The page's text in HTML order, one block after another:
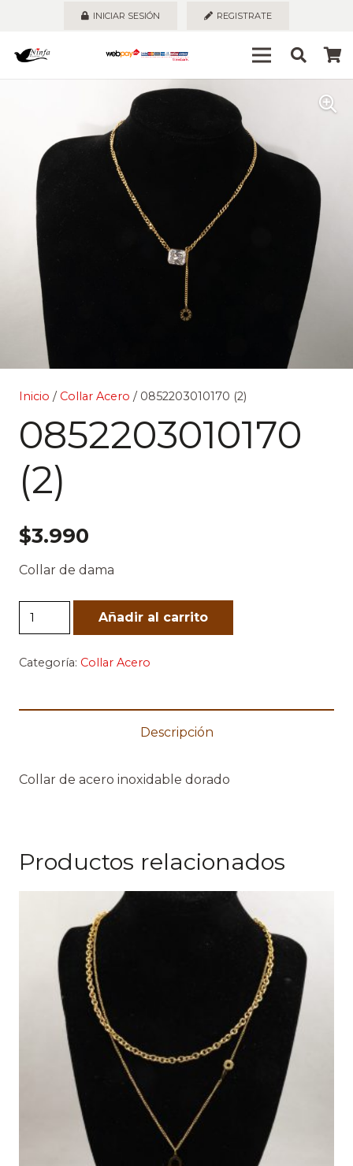
INICIAR SESIÓN REGISTRATE
Inicio / Collar Acero / 0852203010170 (2)
0852203010170
(2)
$3.990
Collar de dama
0852203010170
(2)
cantidad
Añadir al carrito
Categoría: Collar Acero
Descripción
Collar de acero inoxidable dorado
Productos relacionados